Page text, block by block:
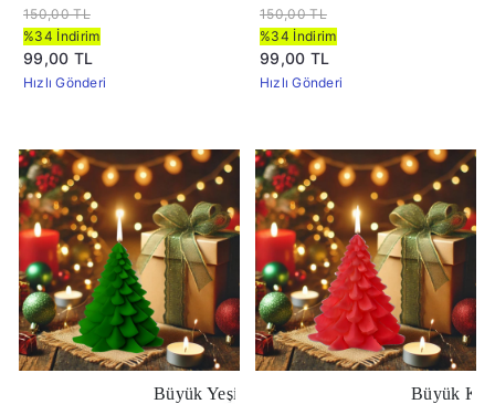
150,00 TL
%34 İndirim
99,00 TL
Hızlı Gönderi
150,00 TL
%34 İndirim
99,00 TL
Hızlı Gönderi
Büyük Yeşil Dekoratif Yılbaşı Çam Ağacı Mum
Büyük Kırmızı